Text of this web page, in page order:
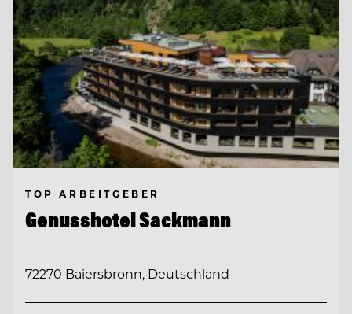
TOP ARBEITGEBER
Genusshotel Sackmann
72270 Baiersbronn, Deutschland